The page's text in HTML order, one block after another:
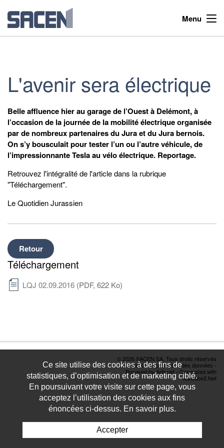
Menu
L'avenir sera électrique
Belle affluence hier au garage de l’Ouest à Delémont, à
l’occasion de la journée de la mobilité électrique organisée
par de nombreux partenaires du Jura et du Jura bernois.
On s’y bousculait pour tester l’un ou l’autre véhicule, de
l’impressionnante Tesla au vélo électrique. Reportage.
Retrouvez l'intégralité de l'article dans la rubrique
"Téléchargement".
Le Quotidien Jurassien
Retour
Téléchargement
LQJ 02.09.2016 (PDF, 622 Ko)
© 2026 SACEN SA. Tous droits réservés
Déclaration de protection des données -
Powered by Artionet- Generated with
IceCube2.Net
Ce site utilise des cookies à des fins de
statistiques, d’optimisation et de marketing ciblé.
En poursuivant votre visite sur cette page, vous
acceptez l’utilisation des cookies aux fins
énoncées ci-dessus. En savoir plus.
Accepter